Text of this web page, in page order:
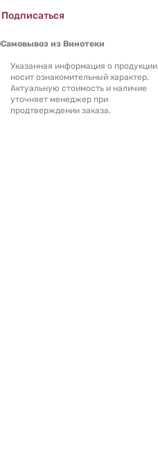
Подписаться
Самовывоз из Винотеки
Указанная информация о продукции
носит ознакомительный характер.
Актуальную стоимость и наличие
уточняет менеджер при
продтверждении заказа.